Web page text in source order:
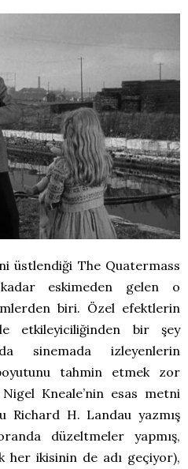
üstlendiği The Quatermass
eskimeden gelen o
biri. Özel efektlerin
etkileyiciliğinden bir şey
sinemada izleyenlerin
tahmin etmek zor
Kneale’nin esas metni
Richard H. Landau yazmış
düzeltmeler yapmış,
her ikisinin de adı geçiyor),